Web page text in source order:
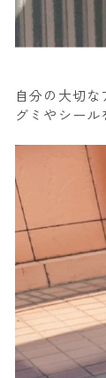
自分の大切
グミやシー